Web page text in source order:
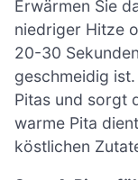
Erwärmen Sie
niedriger Hitze
20-30
geschmeidig
Pitas und sorgt
warme Pita
köstlichen